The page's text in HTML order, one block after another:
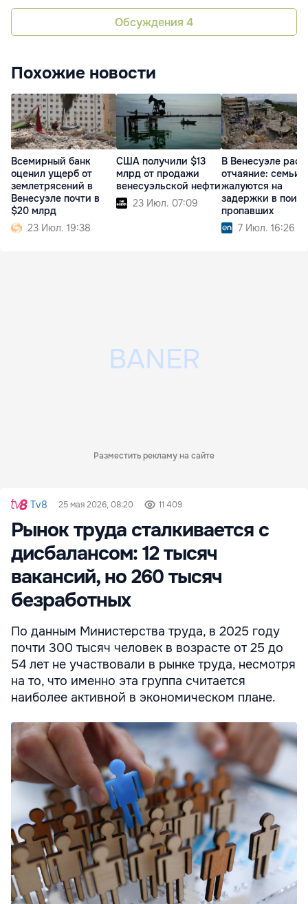
Обсуждения 4
Похожие новости
Всемирный банк
оценил ущерб от
землетрясений в
Венесуэле почти в
$20 млрд
23 Июл. 19:38
США получили $13
млрд от продажи
венесуэльской нефти
23 Июл. 07:09
В Венесуэле
отчаяние: семьи
жалуются на
задержки в
пропавших
7 Июл. 16:26
Разместить рекламу на сайте
Tv8 25 мая 2026, 08:20 11 409
Рынок труда сталкивается с
дисбалансом: 12 тысяч
вакансий, но 260 тысяч
безработных
По данным Министерства труда, в 2025 году
почти 300 тысяч человек в возрасте от 25 до
54 лет не участвовали в рынке труда, несмотря
на то, что именно эта группа считается
наиболее активной в экономическом плане.